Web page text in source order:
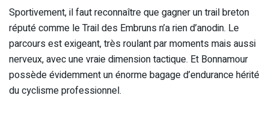
Sportivement, il faut reconnaître que gagner un trail breton
réputé comme le Trail des Embruns n’a rien d’anodin. Le
parcours est exigeant, très roulant par moments mais aussi
nerveux, avec une vraie dimension tactique. Et Bonnamour
possède évidemment un énorme bagage d’endurance hérité
du cyclisme professionnel.